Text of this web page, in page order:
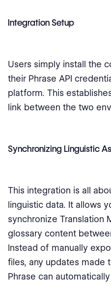
Integration Setup
Users simply install the
their Phrase API
platform. This
link between the two
Synchronizing Linguistic
This integration is all
linguistic data. It allows
synchronize Translation
glossary content
Instead of manually
files, any updates made
Phrase can